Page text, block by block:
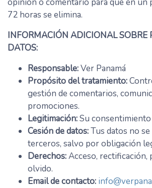
72 horas se elimina.
INFORMACIÓN ADICIONAL SOBRE
DATOS:
Responsable:Ver Panamá
Propósito del tratamiento:
gestión de comentarios,
promociones.
Legitimación:Su consentimiento
Cesión de datos:Tus datos no se
terceros, salvo por obligación
Derechos:Acceso, rectificación,
olvido.
Email de contacto: